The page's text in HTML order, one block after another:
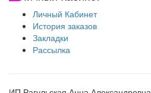
Личный Кабинет
История заказов
Закладки
Рассылка